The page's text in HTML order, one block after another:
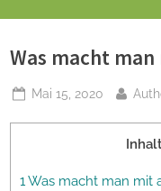
Was macht
Posted
Mai 15, 2020 By
1 Was macht man mit